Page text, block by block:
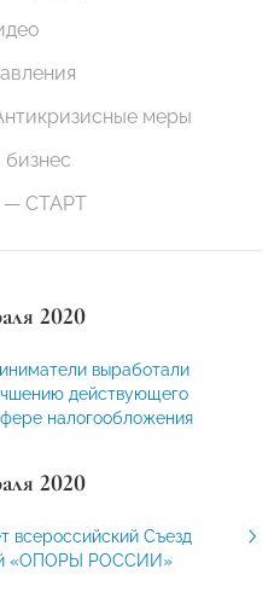
меры
СТАРТ
2020
выработали
действующего
налогообложения
2020
всероссийский Съезд
«ОПОРЫ РОССИИ»